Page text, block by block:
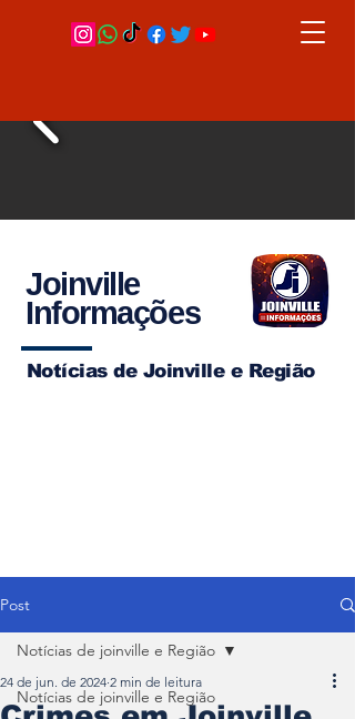
Joinville
Informações
Notícias de Joinville e Região
Post
Notícias de joinville e Região
Notícias de joinville e Região
24 de jun. de 2024 2 min de leitura